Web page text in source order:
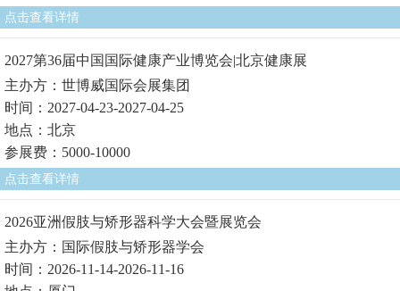
点击查看详情
2027第36届中国国际健康产业博览会|北京健康展
主办方：世博威国际会展集团
时间：2027-04-23-2027-04-25
地点：北京
参展费：5000-10000
点击查看详情
2026亚洲假肢与矫形器科学大会暨展览会
主办方：国际假肢与矫形器学会
时间：2026-11-14-2026-11-16